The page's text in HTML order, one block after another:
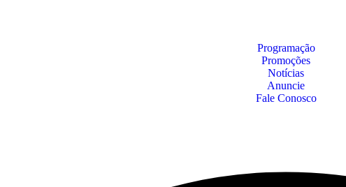
Programação
Promoções
Notícias
Anuncie
Fale Conosco